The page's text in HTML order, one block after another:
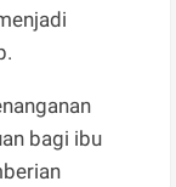
bagi ibu